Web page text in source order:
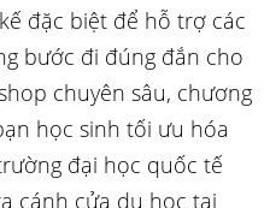
đặc biệt để hỗ trợ các
bước đi đúng đắn cho
chuyên sâu, chương
học sinh tối ưu hóa
đại học quốc tế
cánh cửa du học tại